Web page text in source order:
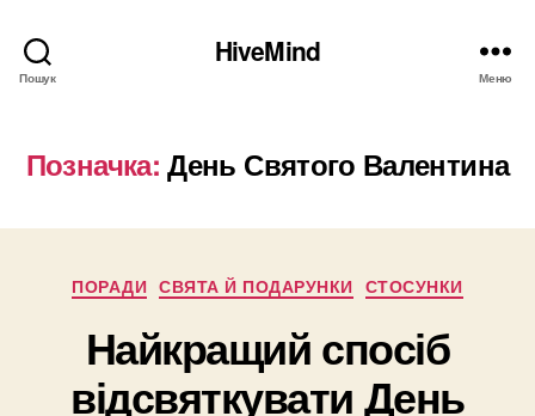
Пошук
HiveMind
Меню
Позначка: День Святого Валентина
Категорії
ПОРАДИ СВЯТА Й ПОДАРУНКИ СТОСУНКИ
Найкращий спосіб
відсвяткувати День